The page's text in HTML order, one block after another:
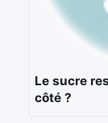
Le sucre
côté ?